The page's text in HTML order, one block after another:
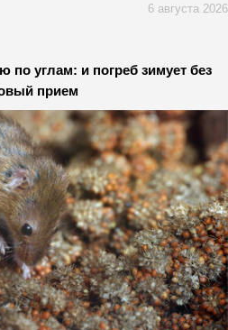
6 августа 2026
по углам: и погреб зимует без
прием